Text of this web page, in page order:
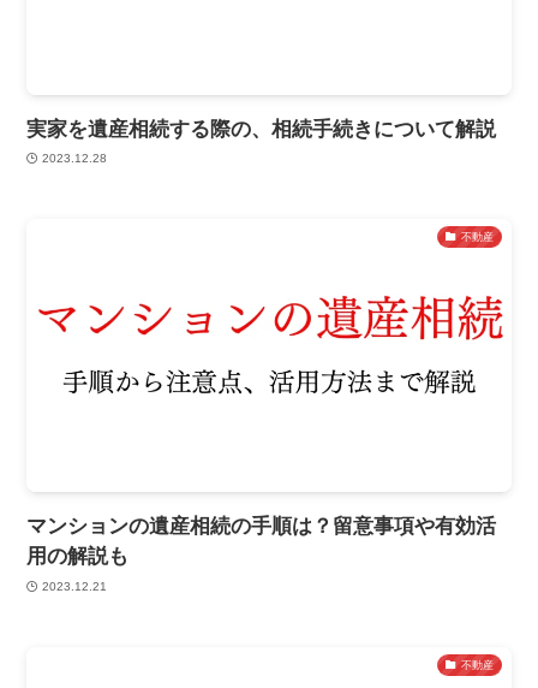
実家を遺産相続する際の、相続手続きについて解説
2023.12.28
不動産
マンションの遺産相続の手順は？留意事項や有効活
用の解説も
2023.12.21
不動産